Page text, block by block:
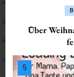
Über